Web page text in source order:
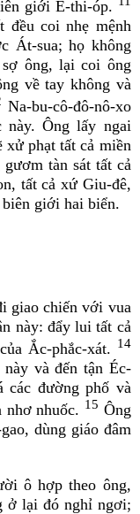
giới Ê-thi-óp.
đều coi nhẹ mệnh
Át-sua; họ không
ông, lại coi ông
về tay không và
Na-bu-cô-đô-nô-xo
Ông lấy ngai
xử phạt tất cả miền
tàn sát tất cả
tất cả xứ Giu-đê,
giới hai biển.
giao chiến với vua
này: đẩy lui tất cả
Ắc-phắc-xát. 14
và đến tận Éc-
các đường phố và
nhơ nhuốc. 15 Ông
dùng giáo đâm
ô hợp theo ông,
ở lại đó nghỉ ngơi;